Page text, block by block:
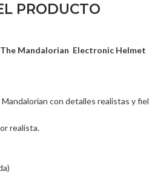
PRODUCTO
Mandalorian Electronic Helmet
con detalles realistas y fiel
realista.